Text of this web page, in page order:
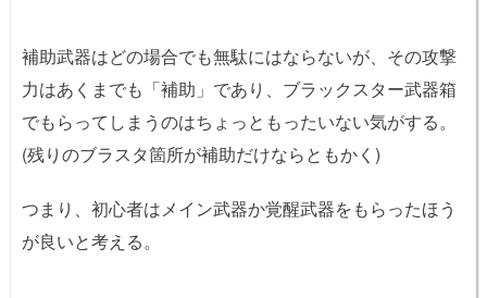
補助武器はどの場合でも無駄にはならないが、その攻撃
力はあくまでも「補助」であり、ブラックスター武器箱
でもらってしまうのはちょっともったいない気がする。
(残りのブラスタ箇所が補助だけならともかく)
つまり、初心者はメイン武器か覚醒武器をもらったほう
が良いと考える。